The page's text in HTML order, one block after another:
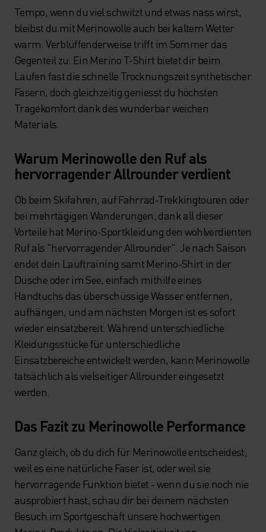
Tempo, wenn du viel schwitzt und etwas nass wirst,
bleibst du mit Merinowolle auch bei kaltem Wetter
warm. Verblüffenderweise trifft im Sommer das
Gegenteil zu: Ein Merino T-Shirt bietet dir beim
Laufen fast die schnelle Trocknungszeit synthetischer
Fasern, doch gleichzeitig geniesst du höchsten
Tragekomfort dank des wunderbar weichen
Materials.
Warum Merinowolle den Ruf als
hervorragender Allrounder verdient
Ob beim Skifahren, auf Fahrrad-Trekkingtouren oder
bei mehrtägigen Wanderungen, dank all dieser
Vorteile hat Merino-Sportkleidung den wohlverdienten
Ruf als "hervorragender Allrounder". Je nach Saison
endet dein Lauftraining samt Merino-Shirt in der
Dusche oder im See, einfach mithilfe eines
Handtuchs das überschüssige Wasser entfernen,
aufhängen, und am nächsten Morgen ist es sofort
wieder einsatzbereit. Während unterschiedliche
Kleidungsstücke für unterschiedliche
Einsatzbereiche entwickelt werden, kann Merinowolle
tatsächlich als vielseitiger Allrounder eingesetzt
werden.
Das Fazit zu Merinowolle Performance
Ganz gleich, ob du dich für Merinowolle entscheidest,
weil es eine natürliche Faser ist, oder weil sie
hervorragende Funktion bietet - wenn du sie noch nie
ausprobiert hast, schau dir bei deinem nächsten
Besuch im Sportgeschäft unsere hochwertigen